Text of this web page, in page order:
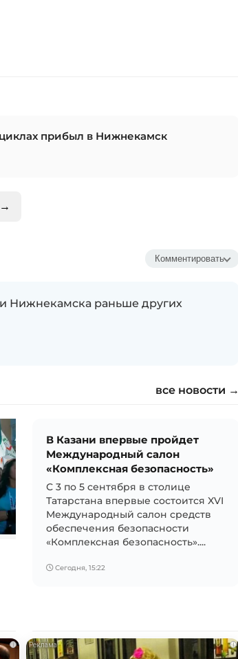
прибыл в Нижнекамск
Комментировать
Нижнекамска раньше других
все новости →
В Казани впервые пройдет
Международный салон
«Комплексная безопасность»
С 3 по 5 сентября в столице
Татарстана впервые состоится XVI
Международный салон средств
обеспечения безопасности
«Комплексная безопасность»....
Сегодня, 15:22
i i